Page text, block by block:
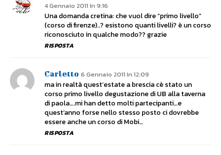
4 Gennaio 2011 In 9:16
Una domanda cretina: che vuol dire “primo livello”
(corso di firenze)..? esistono quanti livelli? è un corso
riconosciuto in qualche modo?? grazie
RISPOSTA
Carletto 6 Gennaio 2011 In 12:09
ma in realtà quest’estate a brescia cè stato un
corso primo livello degustazione di UB alla taverna
di paola….mi han detto molti partecipanti…e
quest’anno forse nello stesso posto ci dovrebbe
essere anche un corso di Mobi…
RISPOSTA